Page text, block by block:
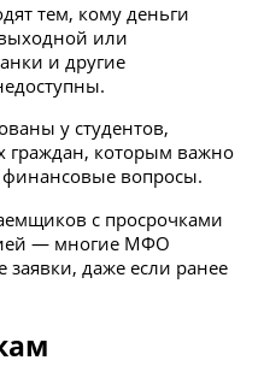
тем, кому деньги
или
и другие
у студентов,
граждан, которым важно
вопросы.
с просрочками
— многие МФО
заявки, даже если ранее